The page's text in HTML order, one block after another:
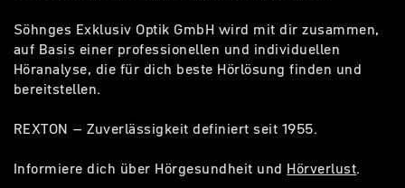
Söhnges Exklusiv Optik GmbH wird mit dir zusammen,
auf Basis einer professionellen und individuellen
Höranalyse, die für dich beste Hörlösung finden und
bereitstellen.
REXTON – Zuverlässigkeit definiert seit 1955.
Informiere dich über Hörgesundheit und Hörverlust.